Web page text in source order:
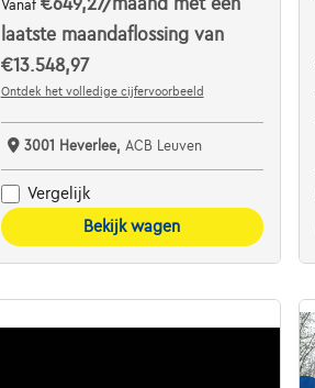
Vanaf
laatste maandaflossing van
€13.548,97
Ontdek het volledige cijfervoorbeeld
3001 Heverlee, ACB Leuven
Vergelijk
Bekijk wagen